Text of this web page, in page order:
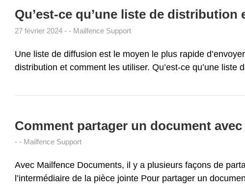
Qu’est-ce qu’une liste de
27 février 2024 Mailfence Support
Une liste de diffusion est le moyen le plus rapide
distribution et comment les utiliser. Qu’est-ce qu’une
Comment partager un document
Mailfence Support
Avec Mailfence Documents, il y a plusieurs façons de
l’intermédiaire de la pièce jointe Pour partager un